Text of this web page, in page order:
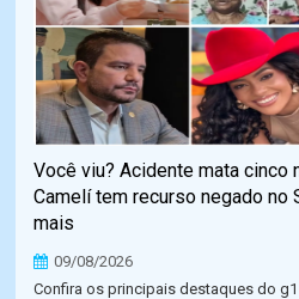
Você viu? Acidente mata cinco
Camelí tem recurso negado no
mais
09/08/2026
Confira os principais destaques do